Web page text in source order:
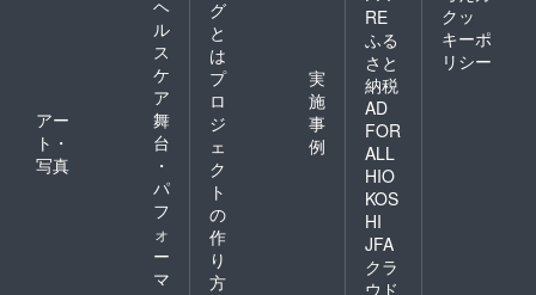
ヘ
ル
ス
ケ
ア
アー
ト・
写真
舞
台
・
パ
フ
ォ
ー
マ
グ
と
は
プ
ロ
ジ
ェ
ク
ト
の
作
り
方
実
施
事
例
RE
ふる
さと
納税
AD
FOR
ALL
HIO
KOS
HI
JFA
クラ
ウド
クッ
キーポ
リシー